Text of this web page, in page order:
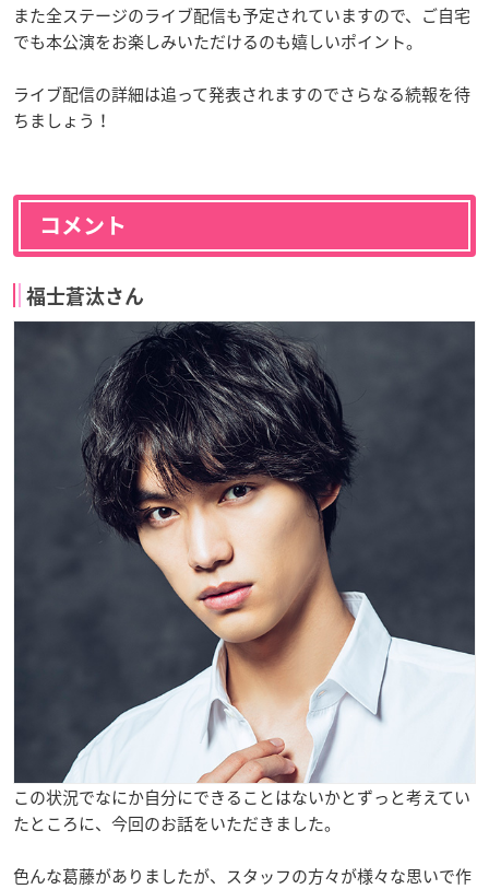
また全ステージのライブ配信も予定されていますので、ご自宅
でも本公演をお楽しみいただけるのも嬉しいポイント。
ライブ配信の詳細は追って発表されますのでさらなる続報を待
ちましょう！
コメント
福士蒼汰さん
この状況でなにか自分にできることはないかとずっと考えてい
たところに、今回のお話をいただきました。
色んな葛藤がありましたが、スタッフの方々が様々な思いで作